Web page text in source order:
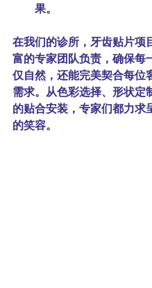
果。
在我们的诊所，牙齿贴片项
富的专家团队负责，确保每
仅自然，还能完美契合每位
需求。从色彩选择、形状定
的贴合安装，专家们都力求
的笑容。